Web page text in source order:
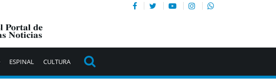
ESPINAL CULTURA